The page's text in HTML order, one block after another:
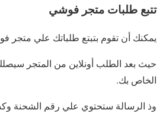
تتبع طلبات متجر فوشي
يمكنك أن تقوم بتبتع طلباتك علي متجر
حيث بعد الطلب أونلاين من المتجر
الخاص بك.
وذ الرسالة ستحتوي علي رقم الشحنة